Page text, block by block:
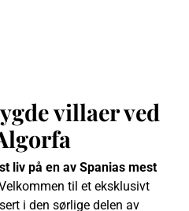
villaer ved
liv på en av Spanias mest
til et eksklusivt
i den sørlige delen av